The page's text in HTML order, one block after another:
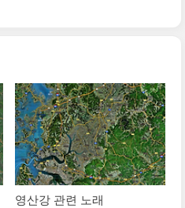
영산강 관련 노래